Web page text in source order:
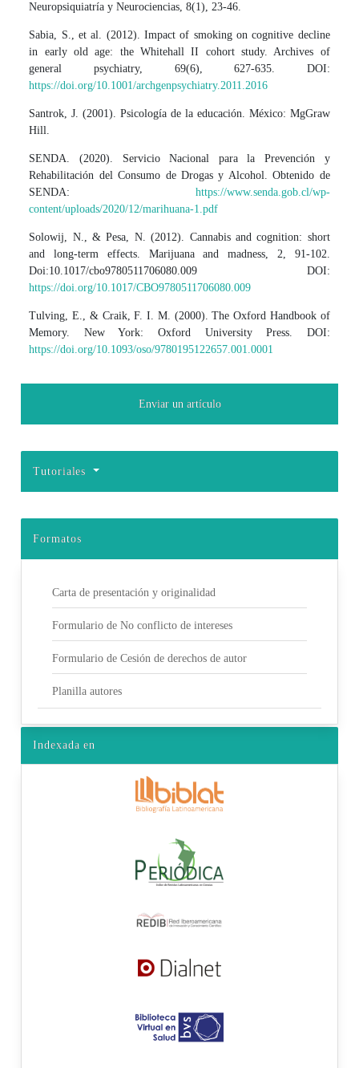
Neuropsiquiatría y Neurociencias, 8(1), 23-46.
Sabia, S., et al. (2012). Impact of smoking on cognitive decline
in early old age: the Whitehall II cohort study. Archives of
general psychiatry, 69(6), 627-635. DOI:
https://doi.org/10.1001/archgenpsychiatry.2011.2016
Santrok, J. (2001). Psicología de la educación. México: MgGraw
Hill.
SENDA. (2020). Servicio Nacional para la Prevención y
Rehabilitación del Consumo de Drogas y Alcohol. Obtenido de
SENDA: https://www.senda.gob.cl/wp-
content/uploads/2020/12/marihuana-1.pdf
Solowij, N., & Pesa, N. (2012). Cannabis and cognition: short
and long-term effects. Marijuana and madness, 2, 91-102.
Doi:10.1017/cbo9780511706080.009 DOI:
https://doi.org/10.1017/CBO9780511706080.009
Tulving, E., & Craik, F. I. M. (2000). The Oxford Handbook of
Memory. New York: Oxford University Press. DOI:
https://doi.org/10.1093/oso/9780195122657.001.0001
Enviar un artículo
Tutoriales
Formatos
Carta de presentación y originalidad
Formulario de No conflicto de intereses
Formulario de Cesión de derechos de autor
Planilla autores
Indexada en